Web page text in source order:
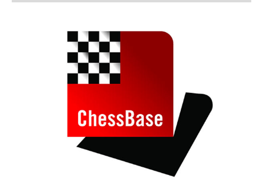
train more efficiently, intelligently and with a